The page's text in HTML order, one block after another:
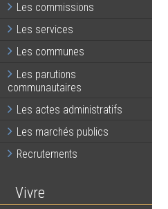
Les commissions
Les services
Les communes
Les parutions
communautaires
Les actes administratifs
Les marchés publics
Recrutements
Vivre